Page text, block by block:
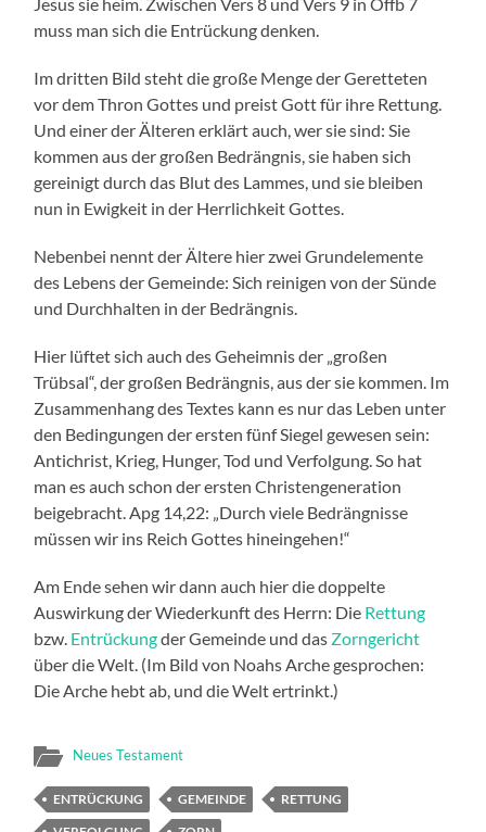
muss man sich die Entrückung denken.
Im dritten Bild steht die große Menge der Geretteten
vor dem Thron Gottes und preist Gott für ihre Rettung.
Und einer der Älteren erklärt auch, wer sie sind: Sie
kommen aus der großen Bedrängnis, sie haben sich
gereinigt durch das Blut des Lammes, und sie bleiben
nun in Ewigkeit in der Herrlichkeit Gottes.
Nebenbei nennt der Ältere hier zwei Grundelemente
des Lebens der Gemeinde: Sich reinigen von der Sünde
und Durchhalten in der Bedrängnis.
Hier lüftet sich auch des Geheimnis der „großen
Trübsal“, der großen Bedrängnis, aus der sie kommen. Im
Zusammenhang des Textes kann es nur das Leben unter
den Bedingungen der ersten fünf Siegel gewesen sein:
Antichrist, Krieg, Hunger, Tod und Verfolgung. So hat
man es auch schon der ersten Christengeneration
beigebracht. Apg 14,22: „Durch viele Bedrängnisse
müssen wir ins Reich Gottes hineingehen!“
Am Ende sehen wir dann auch hier die doppelte
Auswirkung der Wiederkunft des Herrn: Die Rettung
bzw. Entrückungder Gemeinde und das Zorngericht
über die Welt. (Im Bild von Noahs Arche gesprochen:
Die Arche hebt ab, und die Welt ertrinkt.)
Neues Testament
ENTRÜCKUNG GEMEINDE
RETTUNG